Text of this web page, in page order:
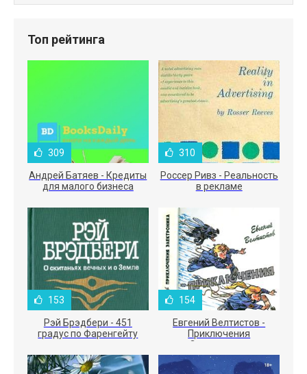
Топ рейтинга
309
Андрей Батяев - Кредиты
для малого бизнеса
310
Россер Ривз - Реальность
в рекламе
153
Рэй Брэдбери - 451
градус по Фаренгейту
154
Евгений Велтистов -
Приключения
Электроника